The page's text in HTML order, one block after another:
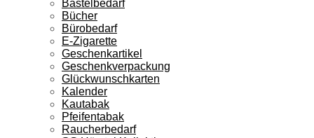
Bastelbedarf
Bücher
Bürobedarf
E-Zigarette
Geschenkartikel
Geschenkverpackung
Glückwunschkarten
Kalender
Kautabak
Pfeifentabak
Raucherbedarf